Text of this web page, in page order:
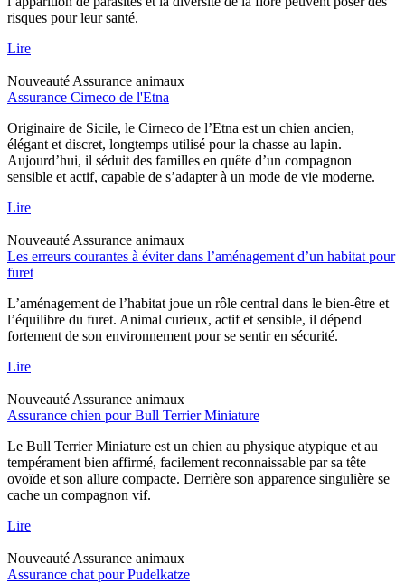
risques pour leur santé.
Lire
Nouveauté Assurance animaux
Assurance Cirneco de l'Etna
Originaire de Sicile, le Cirneco de l’Etna est un chien ancien,
élégant et discret, longtemps utilisé pour la chasse au lapin.
Aujourd’hui, il séduit des familles en quête d’un compagnon
sensible et actif, capable de s’adapter à un mode de vie moderne.
Lire
Nouveauté Assurance animaux
Les erreurs courantes à éviter dans l’aménagement d’un habitat pour
furet
L’aménagement de l’habitat joue un rôle central dans le bien-être et
l’équilibre du furet. Animal curieux, actif et sensible, il dépend
fortement de son environnement pour se sentir en sécurité.
Lire
Nouveauté Assurance animaux
Assurance chien pour Bull Terrier Miniature
Le Bull Terrier Miniature est un chien au physique atypique et au
tempérament bien affirmé, facilement reconnaissable par sa tête
ovoïde et son allure compacte. Derrière son apparence singulière se
cache un compagnon vif.
Lire
Nouveauté Assurance animaux
Assurance chat pour Pudelkatze